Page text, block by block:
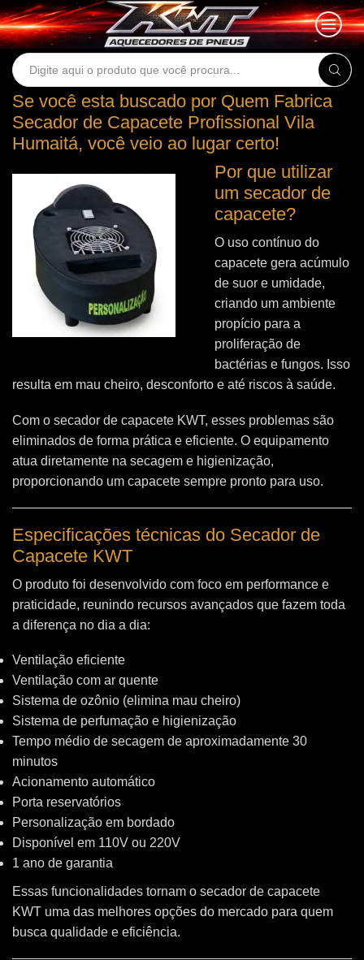
Search
Se você esta buscado por Quem Fabrica
Secador de Capacete Profissional Vila
Humaitá, você veio ao lugar certo!
Por que utilizar
um secador de
capacete?
O uso contínuo do
capacete gera acúmulo
de suor e umidade,
criando um ambiente
propício para a
proliferação de
bactérias e fungos. Isso
resulta em mau cheiro, desconforto e até riscos à saúde.
Com o secador de capacete KWT, esses problemas são
eliminados de forma prática e eficiente. O equipamento
atua diretamente na secagem e higienização,
proporcionando um capacete sempre pronto para uso.
Especificações técnicas do Secador de
Capacete KWT
O produto foi desenvolvido com foco em performance e
praticidade, reunindo recursos avançados que fazem toda
a diferença no dia a dia:
Ventilação eficiente
Ventilação com ar quente
Sistema de ozônio (elimina mau cheiro)
Sistema de perfumação e higienização
Tempo médio de secagem de aproximadamente 30
minutos
Acionamento automático
Porta reservatórios
Personalização em bordado
Disponível em 110V ou 220V
1 ano de garantia
Essas funcionalidades tornam o secador de capacete
KWT uma das melhores opções do mercado para quem
busca qualidade e eficiência.